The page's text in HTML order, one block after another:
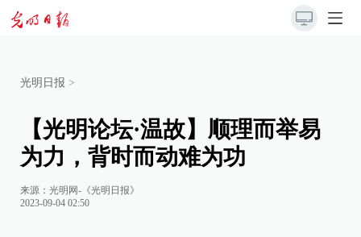
光明日报 >
【光明论坛·温故】顺理而举易
为力，背时而动难为功
来源： 光明网-《光明日报》
2023-09-04 02:50